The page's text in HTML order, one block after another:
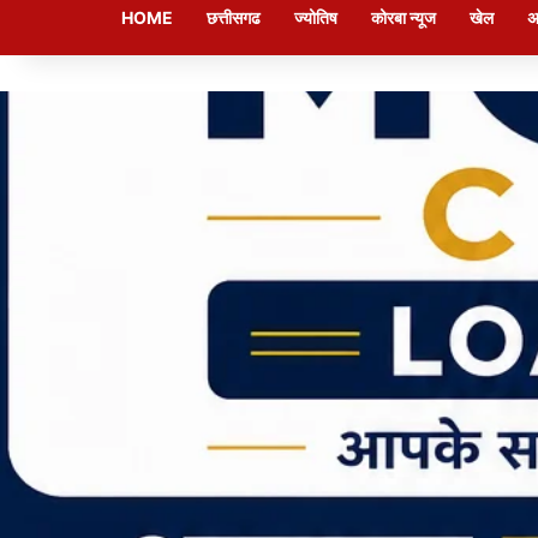
HOME छत्तीसगढ ज्योतिष कोरबा न्यूज खेल